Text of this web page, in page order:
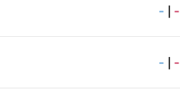
- | -
- | -